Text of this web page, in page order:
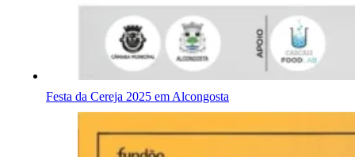
Festa da Cereja 2025 em Alcongosta